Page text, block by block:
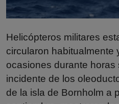
Cocina
Helicópteros militares
circularon habitualmente
ocasiones durante horas
incidente de los
de la isla de Bornholm a